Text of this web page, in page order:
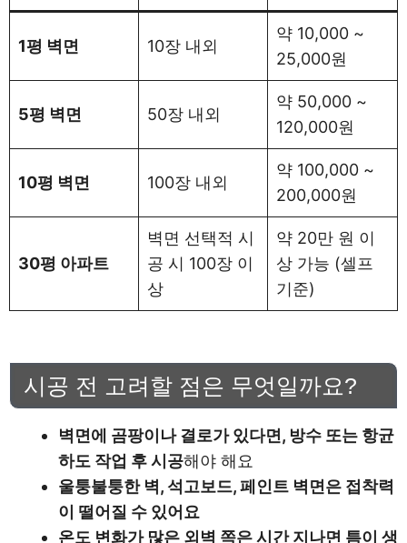
1평 벽면 10장 내외
약 10,000 ~
25,000원
5평 벽면 50장 내외
약 50,000 ~
120,000원
10평 벽면 100장 내외
약 100,000 ~
200,000원
30평 아파트
벽면 선택적 시
공 시 100장 이
상
약 20만 원 이
상 가능 (셀프
기준)
시공 전 고려할 점은 무엇일까요?
벽면에 곰팡이나 결로가 있다면, 방수 또는 항균
하도 작업 후 시공해야 해요
울퉁불퉁한 벽, 석고보드, 페인트 벽면은 접착력
이 떨어질 수 있어요
온도 변화가 많은 외벽 쪽은 시간 지나면 틈이 생